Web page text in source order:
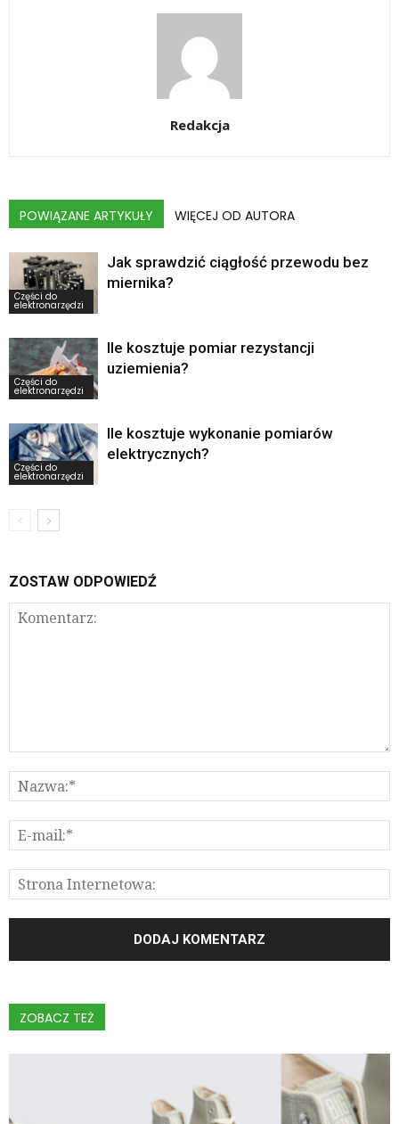
Redakcja
POWIĄZANE ARTYKUŁY WIĘCEJ OD AUTORA
Części do
elektronarzędzi
Jak sprawdzić ciągłość przewodu bez
miernika?
Części do
elektronarzędzi
Ile kosztuje pomiar rezystancji
uziemienia?
Części do
elektronarzędzi
Ile kosztuje wykonanie pomiarów
elektrycznych?
ZOSTAW ODPOWIEDŹ
ZOBACZ TEŻ